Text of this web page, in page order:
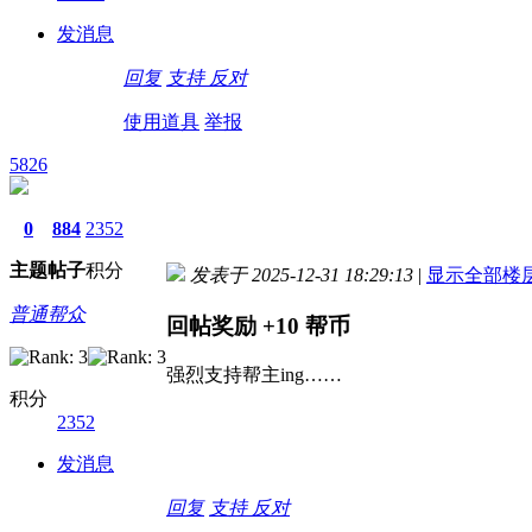
发消息
回复 支持 反对
使用道具 举报
5826
0
主题
884
帖子
2352
积分
普通帮众
积分
2352
发消息
发表于 2025-12-31 18:29:13 | 显示全部楼
回帖奖励 +10 帮币
强烈支持帮主ing……
回复 支持 反对